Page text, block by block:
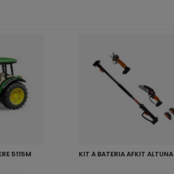
5115M KIT A BATERIA AFKIT ALTUNA